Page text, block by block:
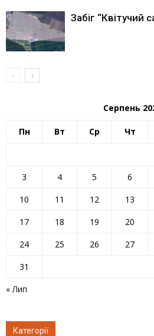
Забіг “Квітучий
Серпень
Пн Вт Ср Чт
« Лип
3
4 5 6
10
11 12 13
17
18 19 20
24
25 26 27
31
Категорії